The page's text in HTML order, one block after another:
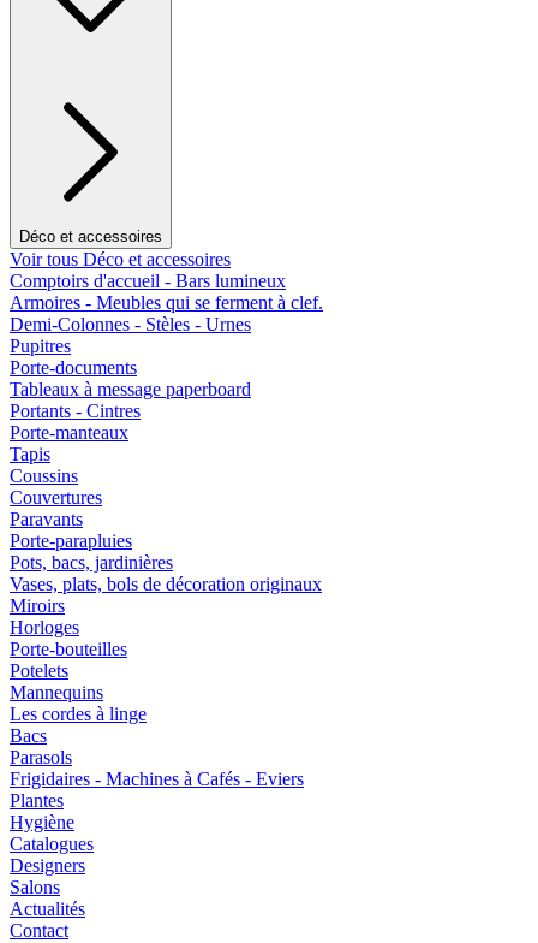
Déco et accessoires
Voir tous Déco et accessoires
Comptoirs d'accueil - Bars lumineux
Armoires - Meubles qui se ferment à clef.
Demi-Colonnes - Stèles - Urnes
Pupitres
Porte-documents
Tableaux à message paperboard
Portants - Cintres
Porte-manteaux
Tapis
Coussins
Couvertures
Paravants
Porte-parapluies
Pots, bacs, jardinières
Vases, plats, bols de décoration originaux
Miroirs
Horloges
Porte-bouteilles
Potelets
Mannequins
Les cordes à linge
Bacs
Parasols
Frigidaires - Machines à Cafés - Eviers
Plantes
Hygiène
Catalogues
Designers
Salons
Actualités
Contact